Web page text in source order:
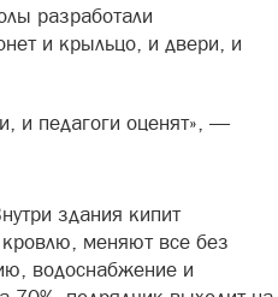
разработали
и крыльцо, и двери, и
и педагоги оценят», —
здания кипит
меняют все без
водоснабжение и